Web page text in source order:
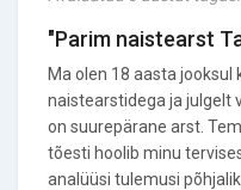
"Parim naistearst
Ma olen 18 aasta
naistearstidega ja julgelt
on suurepärane arst.
tõesti hoolib minu
analüüsi tulemusi